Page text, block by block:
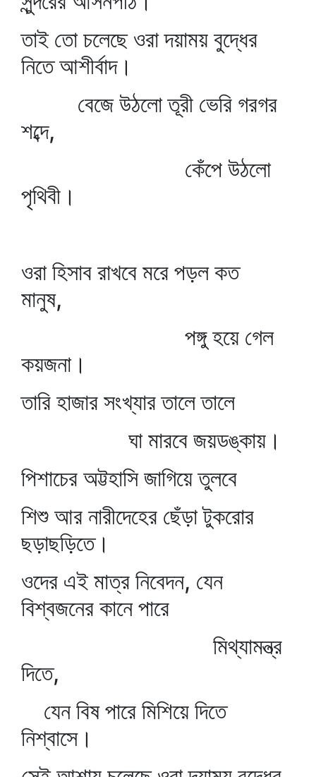
তাই তো চলেছে ওরা দয়াময় বুদ্ধের
নিতে আশীর্বাদ।
বেজে উঠলো তূরী ভেরি গরগর
শব্দে,
কেঁপে উঠলো
পৃথিবী।
ওরা হিসাব রাখবে মরে পড়ল কত
মানুষ,
পঙ্গু হয়ে গেল
কয়জনা।
তারি হাজার সংখ্যার তালে তালে
ঘা মারবে জয়ডঙ্কায়।
পিশাচের অট্টহাসি জাগিয়ে তুলবে
শিশু আর নারীদেহের ছেঁড়া টুকরোর
ছড়াছড়িতে।
ওদের এই মাত্র নিবেদন, যেন
বিশ্বজনের কানে পারে
মিথ্যামন্ত্র
দিতে,
যেন বিষ পারে মিশিয়ে দিতে
নিশ্বাসে।